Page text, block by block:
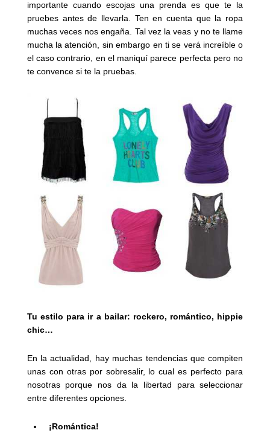
importante cuando escojas una prenda es que te la
pruebes antes de llevarla. Ten en cuenta que la ropa
muchas veces nos engaña. Tal vez la veas y no te llame
mucha la atención, sin embargo en ti se verá increíble o
el caso contrario, en el maniquí parece perfecta pero no
te convence si te la pruebas.
Tu estilo para ir a bailar: rockero, romántico, hippie
chic…
En la actualidad, hay muchas tendencias que compiten
unas con otras por sobresalir, lo cual es perfecto para
nosotras porque nos da la libertad para seleccionar
entre diferentes opciones.
¡Romántica!